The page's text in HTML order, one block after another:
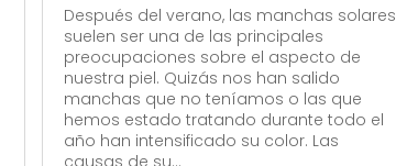
Después del verano, las manchas solares
suelen ser una de las principales
preocupaciones sobre el aspecto de
nuestra piel. Quizás nos han salido
manchas que no teníamos o las que
hemos estado tratando durante todo el
año han intensificado su color. Las
causas de su...